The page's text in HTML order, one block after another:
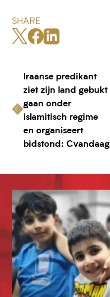
SHARE
Iraanse predikant
ziet zijn land gebukt
gaan onder
islamitisch regime
en organiseert
bidstond: Cvandaag